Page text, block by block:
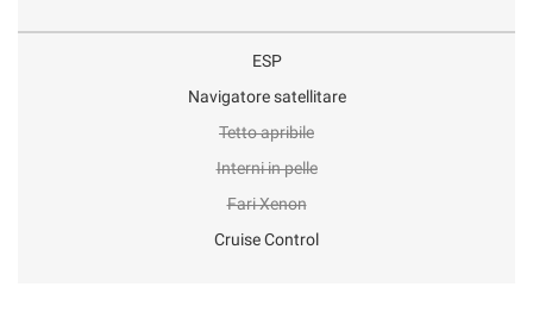
ESP
Navigatore satellitare
Tetto apribile
Interni in pelle
Fari Xenon
Cruise Control